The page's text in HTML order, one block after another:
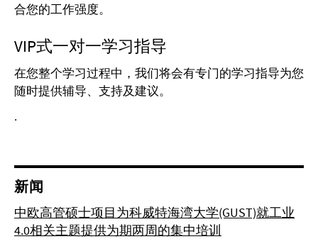
合您的工作强度。
VIP式一对一学习指导
在您整个学习过程中，我们将会有专门的学习指导为您
随时提供辅导、支持及建议。
.
新闻
中欧高管硕士项目为科威特海湾大学(GUST)就工业
4.0相关主题提供为期两周的集中培训